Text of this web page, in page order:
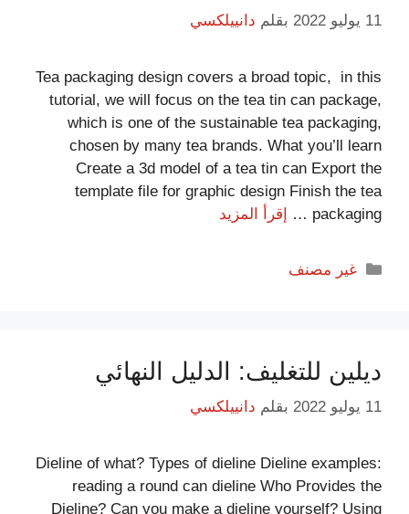
11 يوليو 2022 بقلم دانييلكسي
Tea packaging design covers a broad topic, in this
tutorial, we will focus on the tea tin can package,
which is one of the sustainable tea packaging,
chosen by many tea brands. What you’ll learn
Create a 3d model of a tea tin can Export the
template file for graphic design Finish the tea
packaging …
إقرأ المزيد
غير مصنف
ديلين للتغليف: الدليل النهائي
11 يوليو 2022 بقلم دانييلكسي
Dieline of what? Types of dieline Dieline examples:
reading a round can dieline Who Provides the
Dieline? Can you make a dieline yourself? Using
اتصل بنا للحصول على حل سريع
الرجاء مساعدتنا في فهم متطلباتك بشكل أفضل عن
طريق إخبارنا بالمزيد قليلاً عن تفاصيل التغليف الخاصة
بك ، مثل حجم صندوق الصفيح وشكله وما إلى ذلك الذي
بريدك الالكتروني
رسالتك (اختياري)